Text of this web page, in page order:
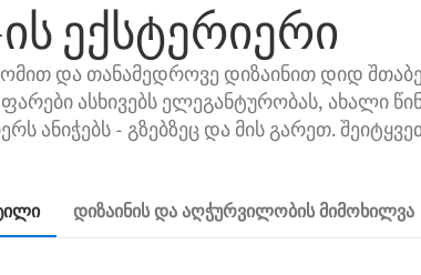
ექსტერიერი
და თანამედროვე დიზაინით დიდ
ფარები ასხივებს ელეგანტურობას, ახალი
ანიჭებს - გზებზეც და მის გარეთ.
დიზაინის და აღჭურვილობის მიმოხილვა